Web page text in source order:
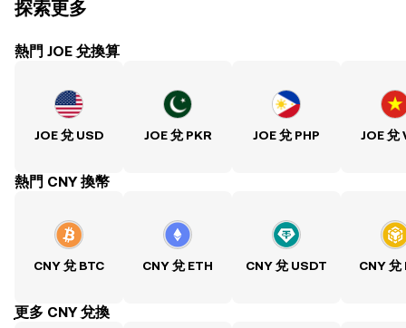
探索更多
熱門 JOE 兌換算
JOE 兌 USD JOE 兌 PKR JOE 兌 PHP JOE 兌
熱門 CNY 換幣
CNY 兌 BTC CNY 兌 ETH CNY 兌 USDT CNY 兌
ִִִִִִִִִִִִִִִִִִִִִִִִִִִִִִִִִִִִִִִִִִִִִִִִ更多 CNY 兌換